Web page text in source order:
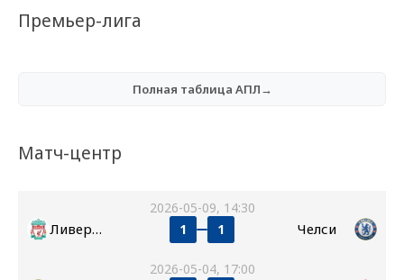
Премьер-лига
Полная таблица АПЛ→
Матч-центр
2026-05-09, 14:30
Ливерпуль 1 1 Челси
2026-05-04, 17:00